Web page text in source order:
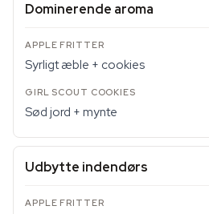
Dominerende aroma
Syrligt æble + cookies
Sød jord + mynte
Udbytte indendørs